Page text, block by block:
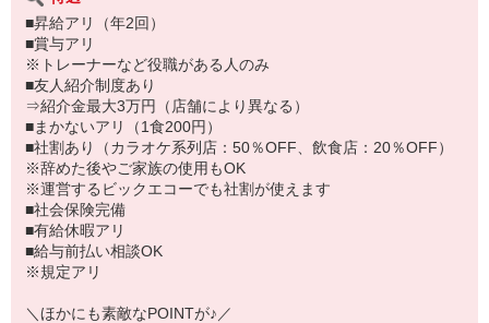
■昇給アリ（年2回）
■賞与アリ
※トレーナーなど役職がある人のみ
■友人紹介制度あり
⇒紹介金最大3万円（店舗により異なる）
■まかないアリ（1食200円）
■社割あり（カラオケ系列店：50％OFF、飲食店：20％OFF）
※辞めた後やご家族の使用もOK
※運営するビックエコーでも社割が使えます
■社会保険完備
■有給休暇アリ
■給与前払い相談OK
※規定アリ
＼ほかにも素敵なPOINTが♪／